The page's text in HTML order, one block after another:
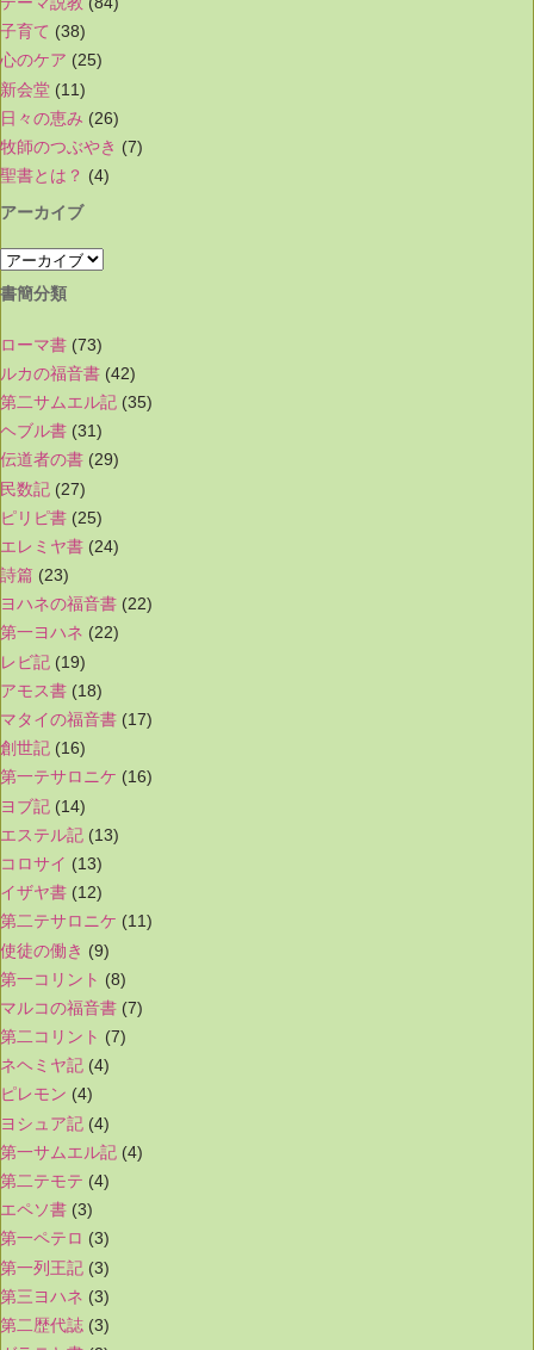
子育て (38)
心のケア (25)
新会堂 (11)
日々の恵み (26)
牧師のつぶやき (7)
聖書とは？ (4)
アーカイブ
書簡分類
ローマ書 (73)
ルカの福音書 (42)
第二サムエル記 (35)
ヘブル書 (31)
伝道者の書 (29)
民数記 (27)
ピリピ書 (25)
エレミヤ書 (24)
詩篇 (23)
ヨハネの福音書 (22)
第一ヨハネ (22)
レビ記 (19)
アモス書 (18)
マタイの福音書 (17)
創世記 (16)
第一テサロニケ (16)
ヨブ記 (14)
エステル記 (13)
コロサイ (13)
イザヤ書 (12)
第二テサロニケ (11)
使徒の働き (9)
第一コリント (8)
マルコの福音書 (7)
第二コリント (7)
ネヘミヤ記 (4)
ピレモン (4)
ヨシュア記 (4)
第一サムエル記 (4)
第二テモテ (4)
エペソ書 (3)
第一ペテロ (3)
第一列王記 (3)
第三ヨハネ (3)
第二歴代誌 (3)